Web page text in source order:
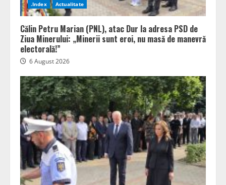
.Index Actualitate
Călin Petru Marian (PNL), atac Dur la adresa PSD de
Ziua Minerului: „Minerii sunt eroi, nu masă de manevră
electorală!”
6 August 2026